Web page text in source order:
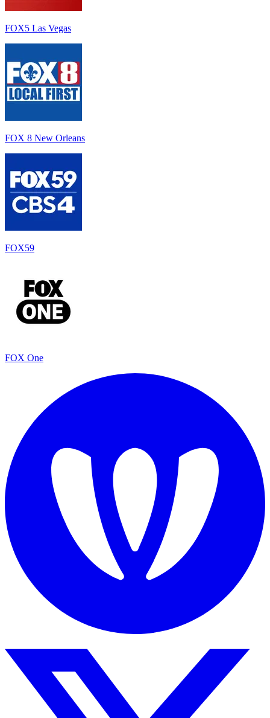
FOX5 Las Vegas
FOX 8 New Orleans
FOX59
FOX One